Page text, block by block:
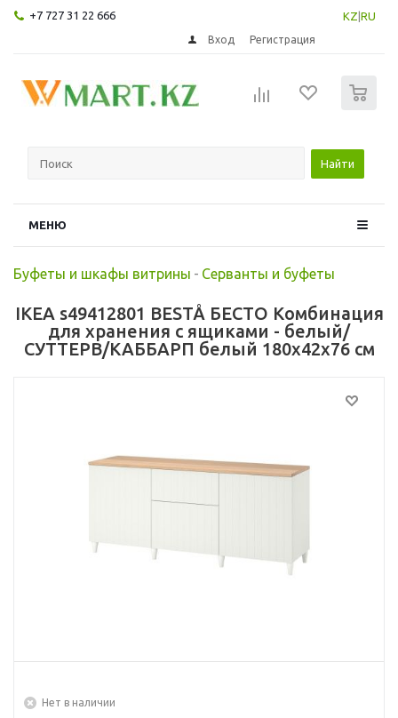
+7 727 31 22 666 KZ RU
Вход Регистрация
Найти
МЕНЮ
Буфеты и шкафы витрины - Серванты и буфеты
IKEA s49412801 BESTÅ БЕСТО Комбинация
для хранения с ящиками - белый/
СУТТЕРВ/КАББАРП белый 180x42x76 см
Нет в наличии